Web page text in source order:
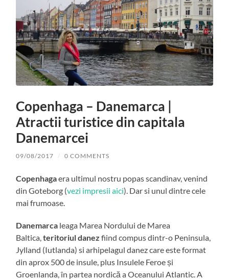
Copenhaga – Danemarca |
Atractii turistice din capitala
Danemarcei
09/08/2017 / 0 COMMENTS
Copenhagaera ultimul nostru popas scandinav, venind
din Goteborg (vezi impresii aici). Dar si unul dintre cele
mai frumoase.
Danemarca leaga Marea Nordului de Marea
Baltica,teritoriul danez fiind compus dintr-o Peninsula,
Jylland (Iutlanda) si arhipelagul danez care este format
din aprox 500 de insule, plus Insulele Feroe și
Groenlanda, în partea nordică a Oceanului Atlantic. A